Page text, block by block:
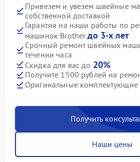
Привезем и увезем швейные
собственной доставкой
Гарантия на наши работы по
машинок Brotherдо 3-х лет
Срочный ремонт швейных
течении часа
Скидка для вас до 20%
Получите 1500 рублей на
Оригинальные комплектующие
Получить
Наши цены